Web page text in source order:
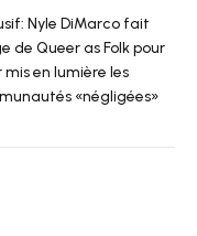
Nyle DiMarco fait
de Queer as Folk pour
mis en lumière les
«négligées»